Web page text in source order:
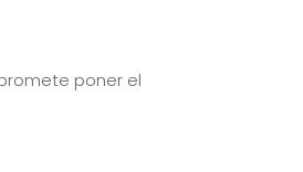
poner el